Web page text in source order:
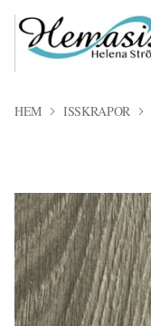
HEM ISSKRAPOR